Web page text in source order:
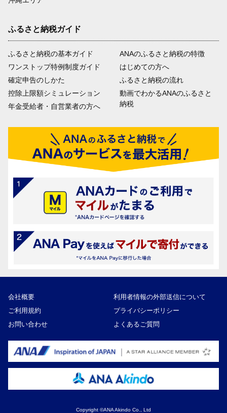
ふるさと納税ガイド
ふるさと納税の基本ガイド
ワンストップ特例制度ガイド
確定申告のしかた
控除上限額シミュレーション
年金受給者・自営業者の方へ
ANAのふるさと納税の特徴
はじめての方へ
ふるさと納税の流れ
動画でわかるANAのふるさと
納税
会社概要
利用者情報の外部送信について
ご利用規約
プライバシーポリシー
お問い合わせ
よくあるご質問
Copyright ©ANA Akindo Co., Ltd